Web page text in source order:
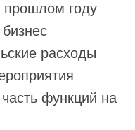
году
расходы
функций на